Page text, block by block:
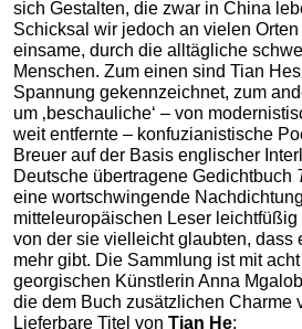
sich Gestalten, die zwar in China
Schicksal wir jedoch an vielen
einsame, durch die alltägliche
Menschen. Zum einen sind Tian
Spannung gekennzeichnet, zum
um ‚beschauliche‘ – von
weit entfernte – konfuzianistische
Breuer auf der Basis englischer
Deutsche übertragene Gedichtbuch
eine wortschwingende
mitteleuropäischen Leser leichtfüßig
von der sie vielleicht glaubten, dass
mehr gibt. Die Sammlung ist mit
georgischen Künstlerin Anna
die dem Buch zusätzlichen Charme
Lieferbare Titel von Tian He: